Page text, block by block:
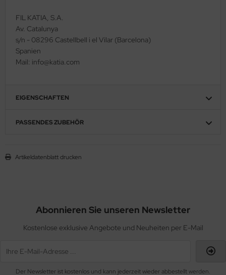
FIL KATIA, S.A.
Av. Catalunya
s/n - 08296 Castellbell i el Vilar (Barcelona)
Spanien
Mail: info@katia.com
EIGENSCHAFTEN
PASSENDES ZUBEHÖR
Artikeldatenblatt drucken
Abonnieren Sie unseren Newsletter
Kostenlose exklusive Angebote und Neuheiten per E-Mail
Der Newsletter ist kostenlos und kann jederzeit wieder abbestellt werden.